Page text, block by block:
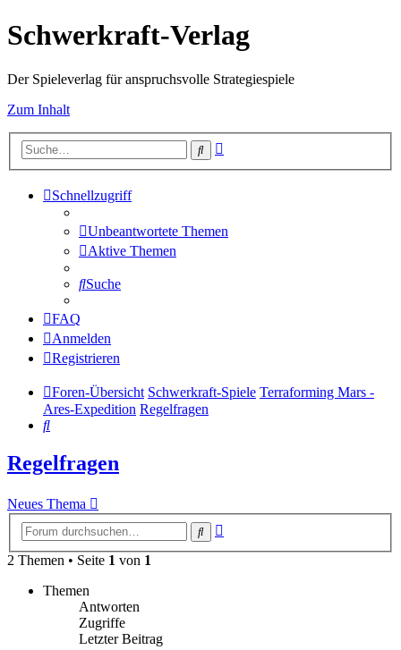
Schwerkraft-Verlag
Der Spieleverlag für anspruchsvolle Strategiespiele
Zum Inhalt
Suche
Schnellzugriff
Unbeantwortete Themen
Aktive Themen
Suche
FAQ
Anmelden
Registrieren
Foren-Übersicht Schwerkraft-Spiele Terraforming Mars -
Ares-Expedition Regelfragen
Suche
Regelfragen
Neues Thema
Suche
2 Themen • Seite 1 von 1
Themen
Antworten
Zugriffe
Letzter Beitrag